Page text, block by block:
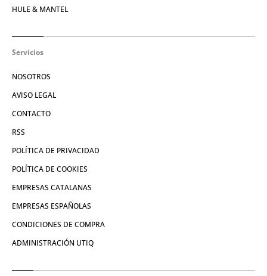
HULE & MANTEL
Servicios
NOSOTROS
AVISO LEGAL
CONTACTO
RSS
POLÍTICA DE PRIVACIDAD
POLÍTICA DE COOKIES
EMPRESAS CATALANAS
EMPRESAS ESPAÑOLAS
CONDICIONES DE COMPRA
ADMINISTRACIÓN UTIQ